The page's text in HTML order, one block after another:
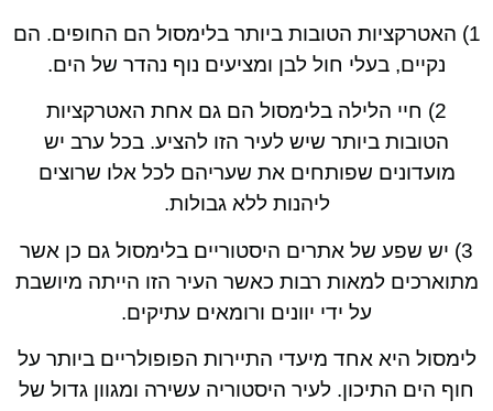
1) האטרקציות הטובות ביותר בלימסול הם החופים. הם
נקיים, בעלי חול לבן ומציעים נוף נהדר של הים.
2) חיי הלילה בלימסול הם גם אחת האטרקציות
הטובות ביותר שיש לעיר הזו להציע. בכל ערב יש
מועדונים שפותחים את שעריהם לכל אלו שרוצים
ליהנות ללא גבולות.
3) יש שפע של אתרים היסטוריים בלימסול גם כן אשר
מתוארכים למאות רבות כאשר העיר הזו הייתה מיושבת
על ידי יוונים ורומאים עתיקים.
לימסול היא אחד מיעדי התיירות הפופולריים ביותר על
חוף הים התיכון. לעיר היסטוריה עשירה ומגוון גדול של